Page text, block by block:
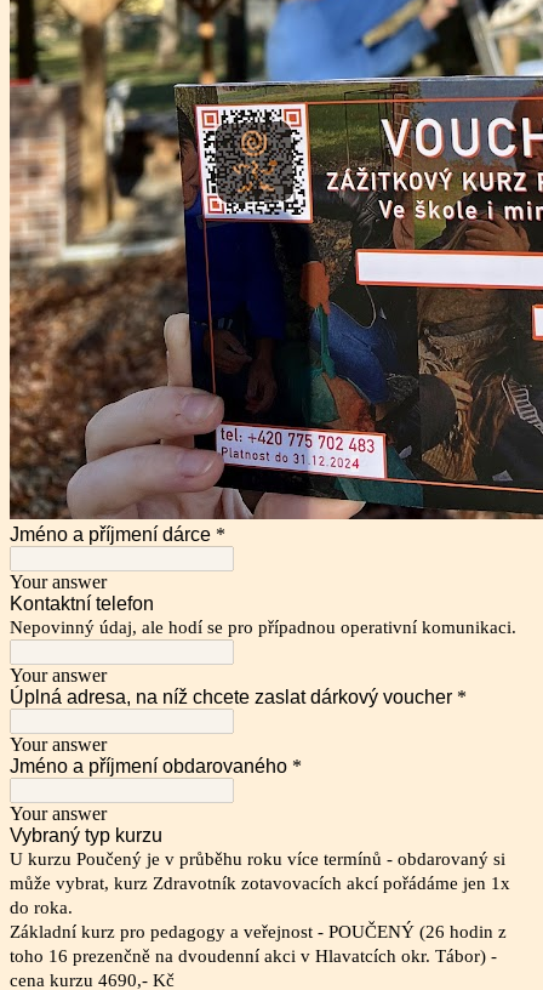
Jméno a příjmení dárce *
Your answer
Kontaktní telefon
Nepovinný údaj, ale hodí se pro případnou operativní komunikaci.
Your answer
Úplná adresa, na níž chcete zaslat dárkový voucher *
Your answer
Jméno a příjmení obdarovaného *
Your answer
Vybraný typ kurzu
U kurzu Poučený je v průběhu roku více termínů - obdarovaný si
může vybrat, kurz Zdravotník zotavovacích akcí pořádáme jen 1x
do roka.
Základní kurz pro pedagogy a veřejnost - POUČENÝ (26 hodin z
toho 16 prezenčně na dvoudenní akci v Hlavatcích okr. Tábor) -
cena kurzu 4690,- Kč